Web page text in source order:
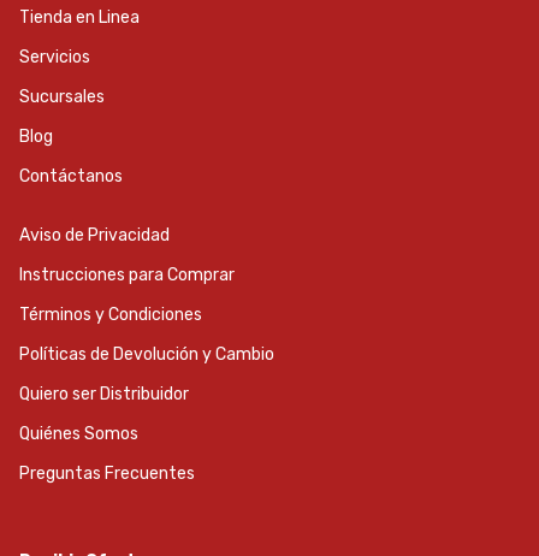
Tienda en Linea
Servicios
Sucursales
Blog
Contáctanos
Aviso de Privacidad
Instrucciones para Comprar
Términos y Condiciones
Políticas de Devolución y Cambio
Quiero ser Distribuidor
Quiénes Somos
Preguntas Frecuentes